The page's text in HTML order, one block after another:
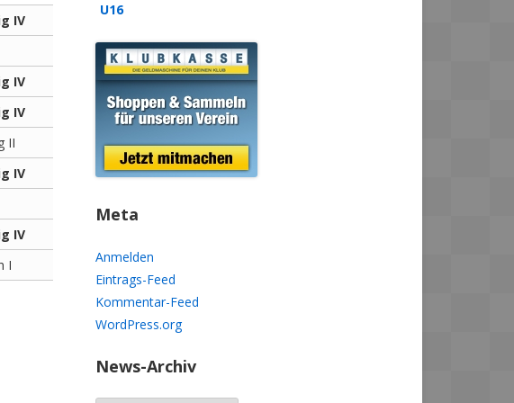
IV
IV
IV
II
IV
IV
I
U16
Meta
Anmelden
Eintrags-Feed
Kommentar-Feed
WordPress.org
News-Archiv